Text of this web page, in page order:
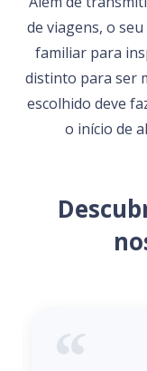
de viagens, o
familiar para
distinto para ser
escolhido deve
o início de